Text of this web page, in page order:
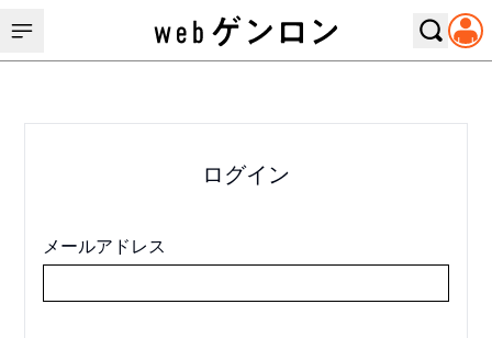
ログイン
メールアドレス